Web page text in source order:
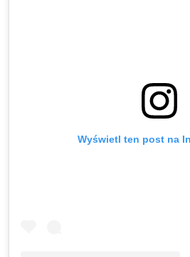
Wyświetl ten post na